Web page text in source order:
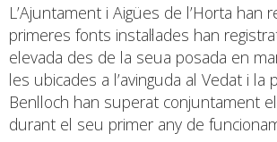
L’Ajuntament i Aigües de l’Horta han
primeres fonts instal·lades han
elevada des de la seua posada en
les ubicades a l’avinguda al Vedat i la
Benlloch han superat conjuntament
durant el seu primer any de